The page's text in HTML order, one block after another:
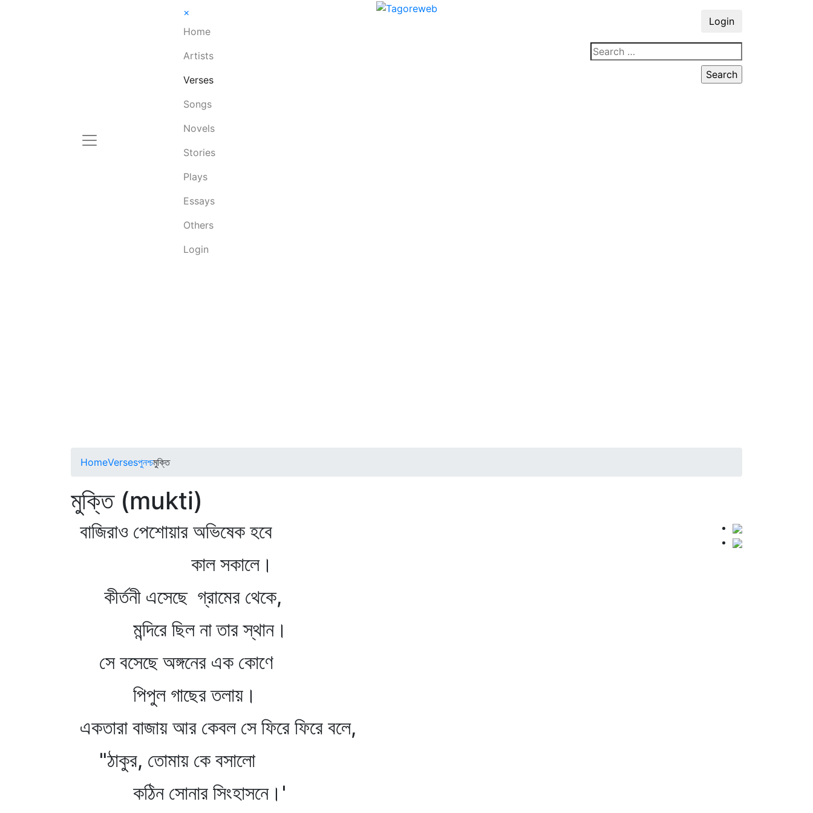
×
Home
Artists
Verses
Songs
Novels
Stories
Plays
Essays
Others
Login
Login
HomeVersesপুনশ্চমুক্তি
মুক্তি (mukti)
বাজিরাও পেশোয়ার অভিষেক হবে
কাল সকালে।
কীর্তনী এসেছে গ্রামের থেকে,
মন্দিরে ছিল না তার স্থান।
সে বসেছে অঙ্গনের এক কোণে
পিপুল গাছের তলায়।
একতারা বাজায় আর কেবল সে ফিরে ফিরে বলে,
"ঠাকুর, তোমায় কে বসালো
কঠিন সোনার সিংহাসনে।'